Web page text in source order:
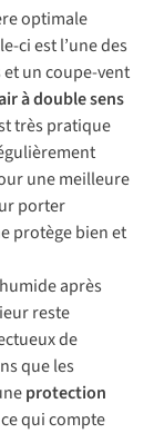
optimale
ci est l’une des
et un coupe-vent
à double sens
très pratique
une meilleure
porter
protège bien et
après
reste
de
que les
protection
ce qui compte